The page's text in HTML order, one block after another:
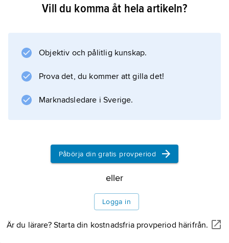
Vid konkurs är således
Vill du komma åt hela artikeln?
Objektiv och pålitlig kunskap.
Prova det, du kommer att gilla det!
Marknadsledare i Sverige.
Påbörja din gratis provperiod
eller
Logga in
Är du lärare? Starta din kostnadsfria provperiod härifrån.